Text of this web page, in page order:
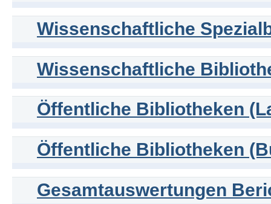
Wissenschaftliche
Wissenschaftliche
Öffentliche Bibliotheken
Öffentliche Bibliotheken
Gesamtauswertungen